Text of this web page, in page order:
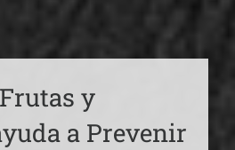
y
a Prevenir